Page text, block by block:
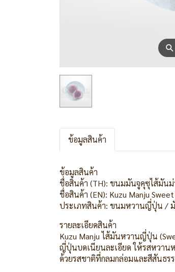
⚲
ข้อมูลสินค้า
ข้อมูลสินค้า
ชื่อสินค้า (TH): ขนมมันจูคุซุไส้มันม่
ชื่อสินค้า (EN): Kuzu Manju
ประเภทสินค้า: ขนมหวานญี่ปุ่น / มั
รายละเอียดสินค้า
Kuzu Manju ไส้มันหวานญี่ปุ่น
ญี่ปุ่นบดเนียนละเอียด ให้รสหวาน
ด้วยรสชาติที่กลมกล่อมและสีสันธร